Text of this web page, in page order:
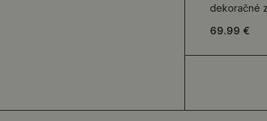
dekoračné
čiary
69.99 €